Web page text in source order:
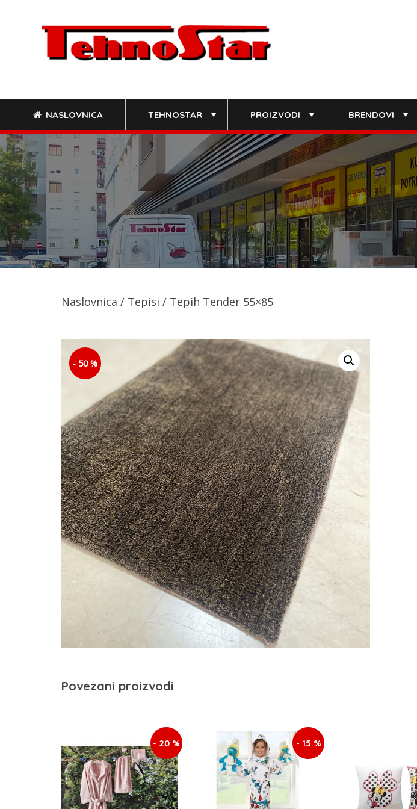
NASLOVNICA TEHNOSTAR PROIZVODI BRENDOVI
Naslovnica / Tepisi / Tepih Tender 55×85
- 50 %
Povezani proizvodi
- 20 % - 15 %